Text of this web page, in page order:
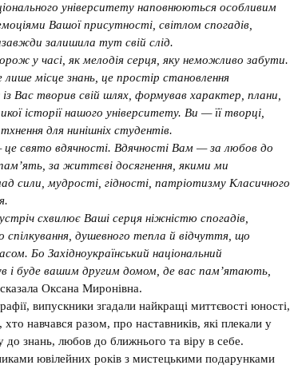
університету наповнюються особливим
Вашої присутності, світлом спогадів,
залишила тут свій слід.
у часі, як мелодія серця, яку неможливо забути.
місце знань, це простір становлення
Вас творив свій шлях, формував характер, плани,
історії нашого університету. Ви — її творці,
для нинішніх студентів.
це свято вдячності. Вдячності Вам — за любов до
за життєві досягнення, якими ми
сили, мудрості, гідності, патріотизму Класичного
схвилює Ваші серця ніжністю спогадів,
спілкування, душевного тепла й відчуття, що
Бо Західноукраїнський національний
і буде вашим другим домом, де вас пам’ятають,
Оксана Миронівна.
випускники згадали найкращі миттєвості юності,
навчався разом, про наставників, які плекали у
до знань, любов до ближнього та віру в себе.
ювілейних років з мистецькими подарунками